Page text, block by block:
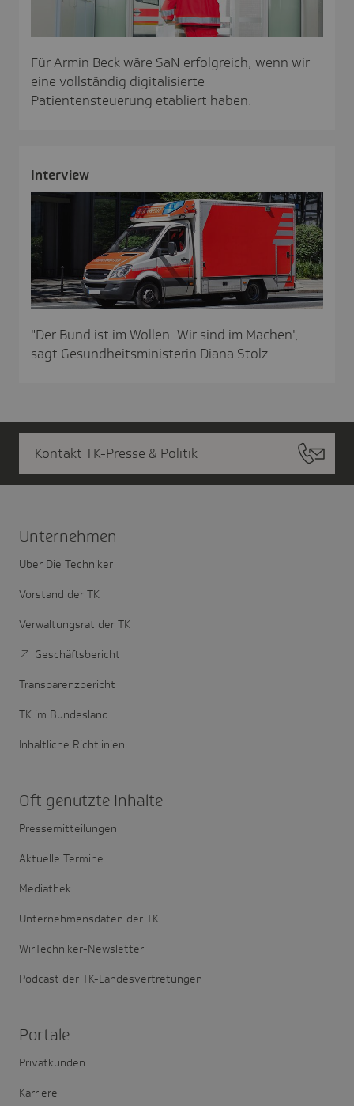
Für Armin Beck wäre SaN erfolgreich, wenn wir
eine vollständig digitalisierte
Patientensteuerung etabliert haben.
Inter­view
"Der Bund ist im Wollen. Wir sind im Machen",
sagt Gesundheitsministerin Diana Stolz.
Kontakt TK-Presse & Politik
Unter­nehmen
Über Die Techniker
Vorstand der TK
Verwaltungsrat der TK
Geschäftsbericht
Transparenzbericht
TK im Bundesland
Inhaltliche Richtlinien
Oft genutzte Inhalte
Pressemitteilungen
Aktuelle Termine
Mediathek
Unternehmensdaten der TK
WirTechniker-Newsletter
Podcast der TK-Landesvertretungen
Portale
Privatkunden
Karriere